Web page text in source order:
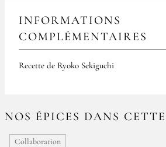
INFORMATIONS
COMPLÉMENTAIRES
Recette de Ryoko Sekiguchi
NOS ÉPICES DANS
Collaboration